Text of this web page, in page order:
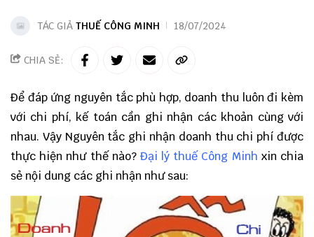
TÁC GIẢ THUẾ CÔNG MINH 18/07/2024
CHIA SẺ:
Để đáp ứng nguyên tắc phù hợp, doanh thu luôn đi kèm
với chi phí, kế toán cần ghi nhận các khoản cùng với
nhau. Vậy Nguyên tắc ghi nhận doanh thu chi phí được
thực hiện như thế nào? Đại lý thuế Công Minh xin chia
sẻ nội dung các ghi nhận như sau: